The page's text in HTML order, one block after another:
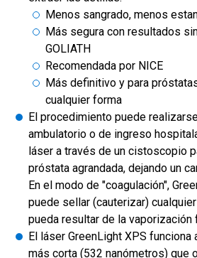
Menos sangrado, menos
Más segura con resultados
GOLIATH
Recomendada por NICE
Más definitivo y para
cualquier forma
El procedimiento puede
ambulatorio o de ingreso
láser a través de un cistoscopio
próstata agrandada, dejando un
En el modo de "coagulación",
puede sellar (cauterizar)
pueda resultar de la
El láser GreenLight XPS funciona
más corta (532 nanómetros) que